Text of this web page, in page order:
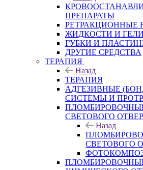
ПРЕПАРАТЫ
РЕТРАКЦИОННЫЕ
ЖИДКОСТИ И ГЕЛИ
ГУБКИ И
ДРУГИЕ СРЕДСТВА
ТЕРАПИЯ
Назад
ТЕРАПИЯ
АДГЕЗИВНЫЕ
СИСТЕМЫ И
СВЕТОВОГО
Назад
СВЕТОВОГО